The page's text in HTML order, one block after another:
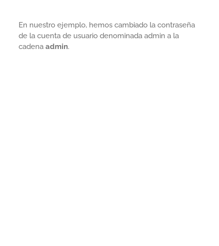
En nuestro ejemplo, hemos cambiado la contraseña
de la cuenta de usuario denominada admin a la
cadena admin.